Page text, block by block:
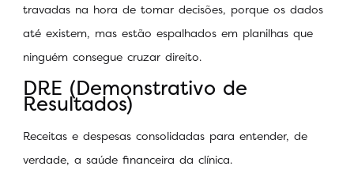
travadas na hora de tomar decisões, porque os dados
até existem, mas estão espalhados em planilhas que
ninguém consegue cruzar direito.
DRE (Demonstrativo de
Resultados)
Receitas e despesas consolidadas para entender, de
verdade, a saúde financeira da clínica.